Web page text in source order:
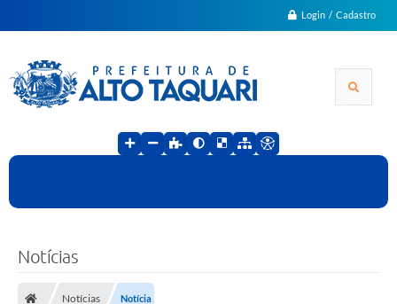
Login / Cadastro
Notícias
Notícias Notícia